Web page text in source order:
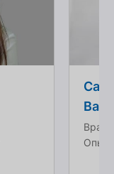
Врач
Опыт